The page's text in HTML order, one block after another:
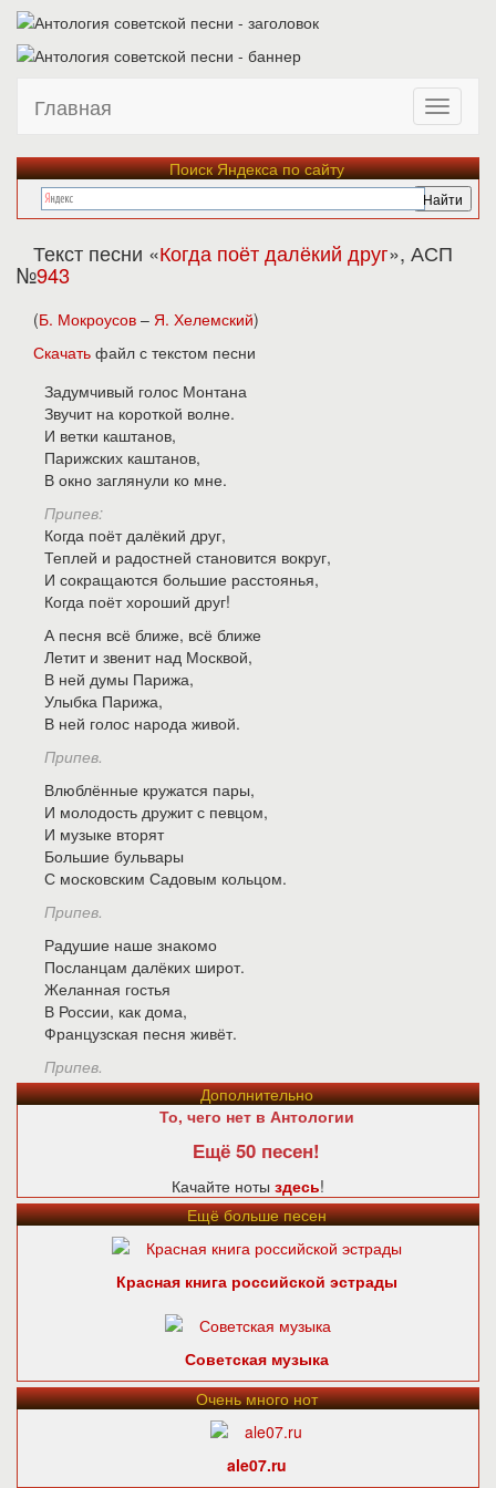
Главная
Поиск Яндекса по сайту
Текст песни «Когда поёт далёкий друг», АСП
№943
(Б. Мокроусов – Я. Хелемский)
Скачать файл с текстом песни
Задумчивый голос Монтана
Звучит на короткой волне.
И ветки каштанов,
Парижских каштанов,
В окно заглянули ко мне.
Припев:
Когда поёт далёкий друг,
Теплей и радостней становится вокруг,
И сокращаются большие расстоянья,
Когда поёт хороший друг!
А песня всё ближе, всё ближе
Летит и звенит над Москвой,
В ней думы Парижа,
Улыбка Парижа,
В ней голос народа живой.
Припев.
Влюблённые кружатся пары,
И молодость дружит с певцом,
И музыке вторят
Большие бульвары
С московским Садовым кольцом.
Припев.
Радушие наше знакомо
Посланцам далёких широт.
Желанная гостья
В России, как дома,
Французская песня живёт.
Припев.
Дополнительно
То, чего нет в Антологии
Ещё 50 песен!
Качайте ноты здесь!
Ещё больше песен
Красная книга российской эстрады
Советская музыка
Очень много нот
ale07.ru